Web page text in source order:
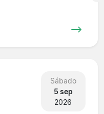
Sábado
5 sep
2026